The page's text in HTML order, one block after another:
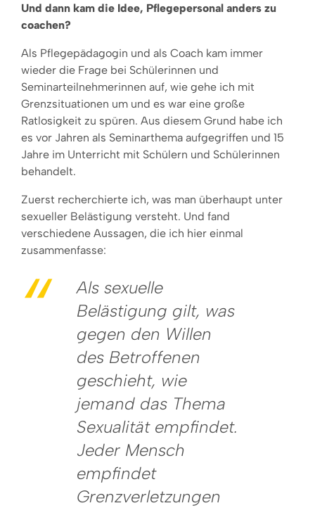
Und dann kam die Idee, Pflegepersonal anders zu
coachen?
Als Pflegepädagogin und als Coach kam immer
wieder die Frage bei Schülerinnen und
Seminarteilnehmerinnen auf, wie gehe ich mit
Grenzsituationen um und es war eine große
Ratlosigkeit zu spüren. Aus diesem Grund habe ich
es vor Jahren als Seminarthema aufgegriffen und 15
Jahre im Unterricht mit Schülern und Schülerinnen
behandelt.
Zuerst recherchierte ich, was man überhaupt unter
sexueller Belästigung versteht. Und fand
verschiedene Aussagen, die ich hier einmal
zusammenfasse:
Als sexuelle
Belästigung gilt, was
gegen den Willen
des Betroffenen
geschieht, wie
jemand das Thema
Sexualität empfindet.
Jeder Mensch
empfindet
Grenzverletzungen